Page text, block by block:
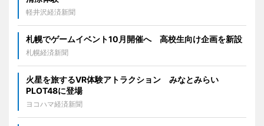
軽井沢経済新聞
札幌でゲームイベント10月開催へ 高校生向け企画を新設
札幌経済新聞
火星を旅するVR体験アトラクション みなとみらい
PLOT48に登場
ヨコハマ経済新聞